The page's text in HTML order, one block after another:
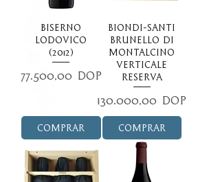
Biserno
Lodovico
(2012)
Precio
77.500,00 DOP
Comprar
Biondi-Santi
Brunello di
Montalcino
Verticale
Reserva
Precio
130.000,00 DOP
Comprar